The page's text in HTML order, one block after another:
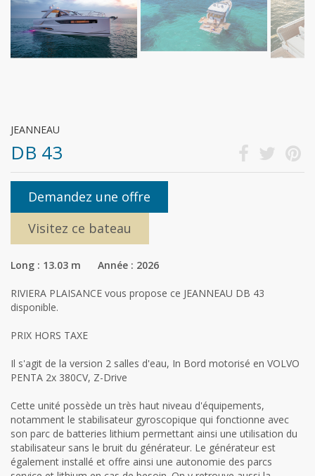
JEANNEAU
DB 43
Demandez une offre
Visitez ce bateau
Long : 13.03 m Année : 2026
RIVIERA PLAISANCE vous propose ce JEANNEAU DB 43
disponible.
PRIX HORS TAXE
Il s'agit de la version 2 salles d'eau, In Bord motorisé en VOLVO
PENTA 2x 380CV, Z-Drive
Cette unité possède un très haut niveau d'équipements,
notamment le stabilisateur gyroscopique qui fonctionne avec
son parc de batteries lithium permettant ainsi une utilisation du
stabilisateur sans le bruit du générateur. Le générateur est
également installé et offre ainsi une autonomie des parcs